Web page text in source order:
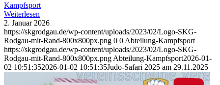
Kampfsport
Weiterlesen
2. Januar 2026
https://skgrodgau.de/wp-content/uploads/2023/02/Logo-SKG-
Rodgau-mit-Rand-800x800px.png 0 0 Abteilung-Kampfsport
https://skgrodgau.de/wp-content/uploads/2023/02/Logo-SKG-
Rodgau-mit-Rand-800x800px.png Abteilung-Kampfsport2026-01-
02 10:51:352026-01-02 10:51:35Judo-Safari 2025 am 29.11.2025